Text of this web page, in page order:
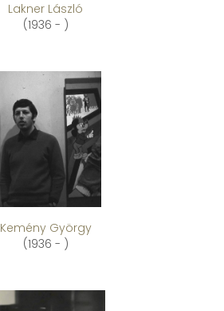
Lakner László
(1936 - )
Kemény György
(1936 - )